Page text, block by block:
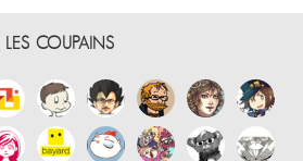
LES COUPAINS